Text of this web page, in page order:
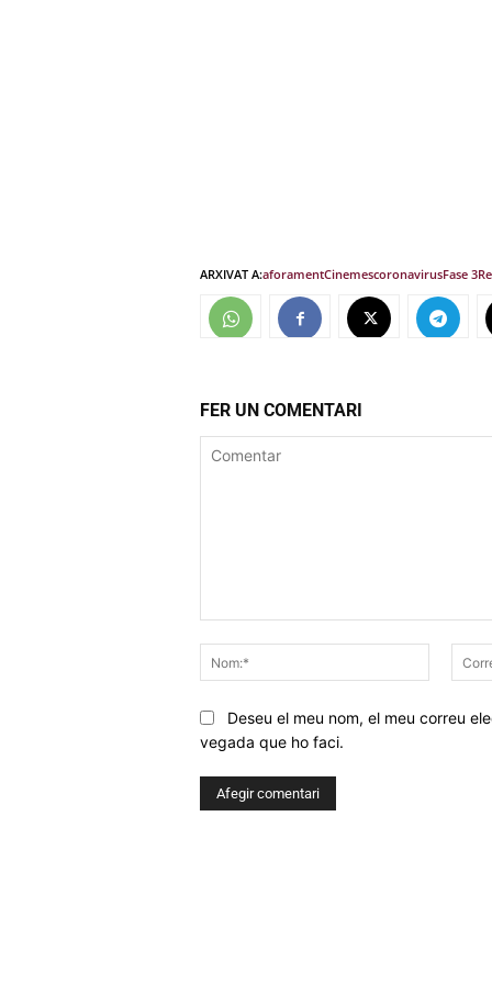
ARXIVAT A:aforamentCinemescoronavirusFase 3
FER UN COMENTARI
Nom:*
Deseu el meu nom, el meu correu
vegada que ho faci.